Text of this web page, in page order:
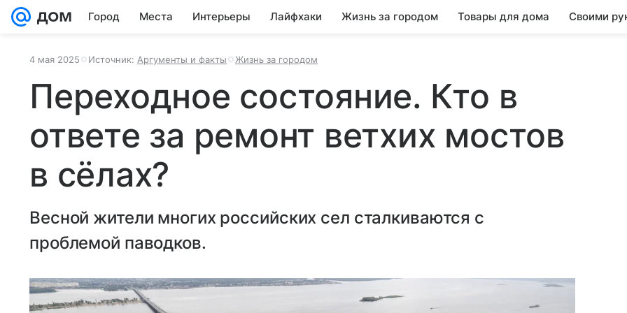
Город Места Интерьеры Лайфхаки Жизнь за городом Товары для дома Своими
4 мая 2025 Источник: Аргументы и факты Жизнь за городом
Переходное состояние. Кто в
ответе за ремонт ветхих мостов
в сёлах?
Весной жители многих российских сел сталкиваются с
проблемой паводков.